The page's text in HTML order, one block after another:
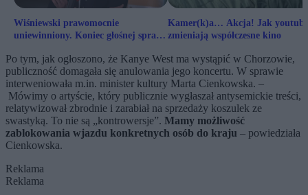
Wiśniewski prawomocnie
uniewinniony. Koniec głośnej sprawy
Kamer(k)a… Akcja! Jak
zmieniają współczesne kino
Po tym, jak ogłoszono, że Kanye West ma wystąpić w Chorzowie,
publiczność domagała się anulowania jego koncertu. W sprawie
interweniowała m.in. minister kultury Marta Cienkowska. –
Mówimy o artyście, który publicznie wygłaszał antysemickie treści,
relatywizował zbrodnie i zarabiał na sprzedaży koszulek ze
swastyką. To nie są „kontrowersje”. Mamy możliwość
zablokowania wjazdu konkretnych osób do kraju – powiedziała
Cienkowska.
Reklama
Reklama